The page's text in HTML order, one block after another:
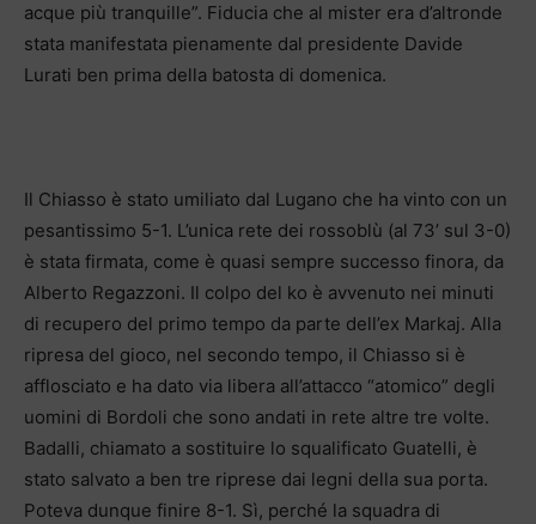
acque più tranquille”. Fiducia che al mister era d’altronde
stata manifestata pienamente dal presidente Davide
Lurati ben prima della batosta di domenica.
Il Chiasso è stato umiliato dal Lugano che ha vinto con un
pesantissimo 5-1. L’unica rete dei rossoblù (al 73’ sul 3-0)
è stata firmata, come è quasi sempre successo finora, da
Alberto Regazzoni. Il colpo del ko è avvenuto nei minuti
di recupero del primo tempo da parte dell’ex Markaj. Alla
ripresa del gioco, nel secondo tempo, il Chiasso si è
afflosciato e ha dato via libera all’attacco “atomico” degli
uomini di Bordoli che sono andati in rete altre tre volte.
Badalli, chiamato a sostituire lo squalificato Guatelli, è
stato salvato a ben tre riprese dai legni della sua porta.
Poteva dunque finire 8-1. Sì, perché la squadra di